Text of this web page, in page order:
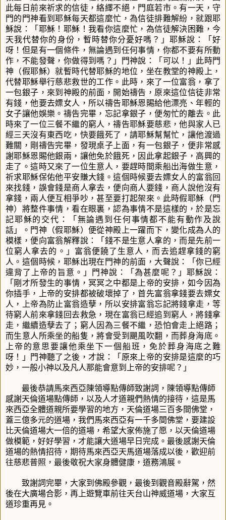
此每日前來祈求的信徒，絡繹不絕，門庭若市。有一天，守
門的門神看到耶穌每天都這麼忙，為信徒排難解紛，就跟耶
穌說：「耶穌！耶穌！我看你這麼忙，為信徒解決困難，今
天我代替你的身份，暫時替你分憂好嗎？」耶穌說：「好
呀！但是有一個條件，無論遇到任何事情，你都不要有所動
作，不能發聲，你做得到嗎？」門神說：「可以！」此時門
神（假耶穌）就暫時代替耶穌的地位，坐在教堂的神殿上，
代替耶穌舉行慈悲救世的工作。此時，來了一位富翁，拿了
一包銀子，來到神殿的前面，開始禱告，原來這位信徒非常
有錢，他要去嫖女人，所以禱告耶穌恩賜給他漂亮、年輕的
女子讓他娛樂。禱告完畢，忘記拿銀子，便匆忙的離去。此
時來了一位三餐不繼的窮人，禱告耶穌要慈悲，他與家人已
經三天沒有東西吃，快要餓死了，請耶穌幫幫忙，讓他渡過
難關，剛禱告完畢，發現桌子上面，有一包銀子，便非常感
謝耶穌恩賜他銀兩，讓他免於餓死，因此拿起銀子，高興的
走了。這時又來了一位生意人，要趕時間乘船出海做生意，
祈求耶穌保佑他平安賺大錢。這個時候要去嫖女人的富翁回
來找錢，誤會錢是商人拿去，便向商人要錢，商人說他沒有
拿錢，兩人便互相爭吵，甚至要打起架來。此時假耶穌（門
神）將整件事情，看在眼裏，認為事情不是這樣的，於是忘
記耶穌的交代：「無論遇到任何事情都不能有動作及說
話」。門神（假耶穌）便從神殿上一躍而下，變化成為人的
模樣，便向富翁解釋說：「錢不是生意人拿的，而是先前一
位窮人拿去的。」富翁便饒了生意人，而去追趕拿錢的窮
人。這個時候，耶穌出現在門神的前面，大聲說：「你已經
違背了上帝的旨意。」門神說：「為甚麼呢？」耶穌說：
「剛才所發生的事情，冥冥之中都是上帝的安排，如今因為
你插手，上帝的安排都被破壞掉了，首先富翁拿錢要去嫖女
人，上帝為防止富翁造孽，所以安排富翁忘記將錢拿走，等
待窮人前來拿錢回去救急，現在富翁已經追到窮人，將錢拿
走，繼續造孽去了；窮人因為三餐不繼，恐怕會走上絕路；
而生意人所乘坐的船隻，將會受到颶風吹翻，而葬身海底。
上帝的意思要讓他乘坐下一個船班，免於葬身海底之難
呀！」門神聽了之後，才說：「原來上帝的安排是這麼的巧
妙，一般小神以及凡人那能會意到上帝的安排呢？」
最後恭請馬來西亞陳領導點傳師致謝詞，陳領導點傳師
感謝天倫道場點傳師，以及人才道親們熱情的接待，這是馬
來西亞全體道親所要學習的地方，天倫道場三百多間佛堂，
蓋三億多元的道場，我們馬來西亞有一千多間佛堂，要建設
比天倫道場大一倍的道場，希望大家佈施了愿，以天倫道場
做模範，好好學習，才能讓大道場早日完成。最後感謝天倫
道場的熱情招待，期待馬來西亞天馬道場落成以後，歡迎前
往慈悲普照，最後敬祝大家身體健康，道務鴻展。
致謝詞完畢，大家到佛殿參觀，最後到觀音殿辭駕，然
後在大廣場合影，再上遊覽車前往天台山神威道場，大家互
道珍重再見。